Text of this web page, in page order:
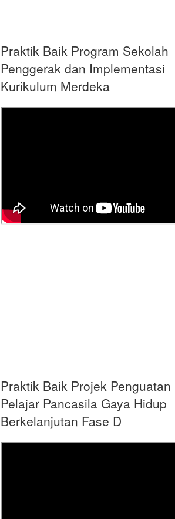
Praktik Baik Program Sekolah
Penggerak dan Implementasi
Kurikulum Merdeka
Praktik Baik Projek Penguatan
Pelajar Pancasila Gaya Hidup
Berkelanjutan Fase D